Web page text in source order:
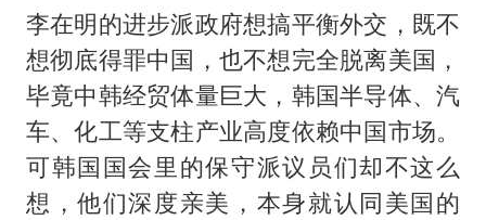
李在明的进步派政府想搞平衡外交，既不
想彻底得罪中国，也不想完全脱离美国，
毕竟中韩经贸体量巨大，韩国半导体、汽
车、化工等支柱产业高度依赖中国市场。
可韩国国会里的保守派议员们却不这么
想，他们深度亲美，本身就认同美国的